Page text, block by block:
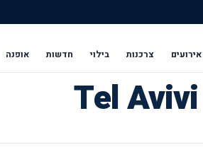
אירועים צרכנות בילוי חדשות אופנה